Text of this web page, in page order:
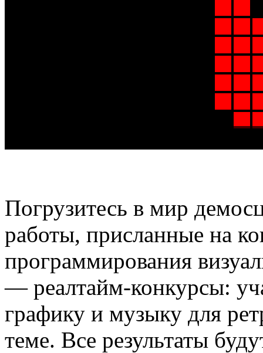
Погрузитесь в мир
работы, присланные на
программирования
— реалтайм-конкурсы:
графику и музыку для
теме. Все результаты